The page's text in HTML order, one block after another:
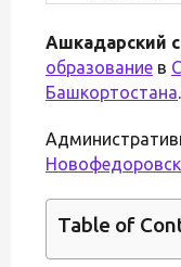
Ашкадарский
образование в
Башкортостана.
Table of